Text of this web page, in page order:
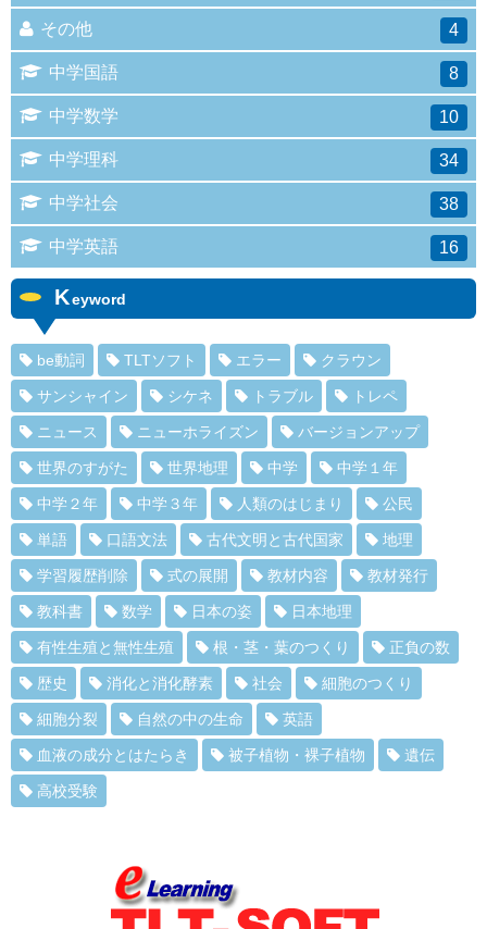
その他 4
中学国語 8
中学数学 10
中学理科 34
中学社会 38
中学英語 16
Keyword
be動詞 TLTソフト エラー クラウン
サンシャイン シケネ トラブル トレペ
ニュース ニューホライズン バージョンアップ
世界のすがた 世界地理 中学 中学１年
中学２年 中学３年 人類のはじまり 公民
単語 口語文法 古代文明と古代国家 地理
学習履歴削除 式の展開 教材内容 教材発行
教科書 数学 日本の姿 日本地理
有性生殖と無性生殖 根・茎・葉のつくり 正負の数
歴史 消化と消化酵素 社会 細胞のつくり
細胞分裂 自然の中の生命 英語
血液の成分とはたらき 被子植物・裸子植物 遺伝
高校受験